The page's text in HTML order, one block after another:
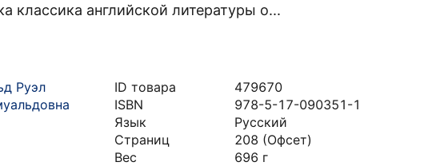
классика английской литературы о...
Руэл
ID товара
479670
ISBN
978-5-17-090351-1
Язык
Русский
Страниц
208 (Офсет)
Вес
696 г